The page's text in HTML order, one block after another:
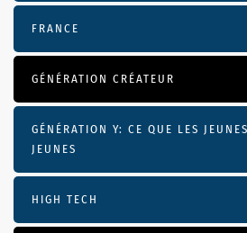
FRANCE
GÉNÉRATION CRÉATEUR
GÉNÉRATION Y: CE QUE LES
JEUNES
HIGH TECH